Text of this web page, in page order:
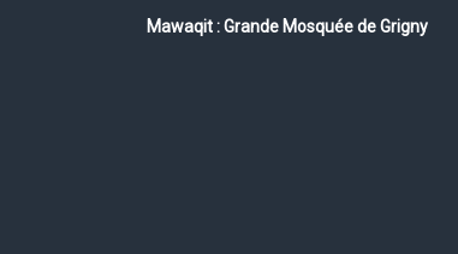
Mawaqit : Grande Mosquée de Grigny